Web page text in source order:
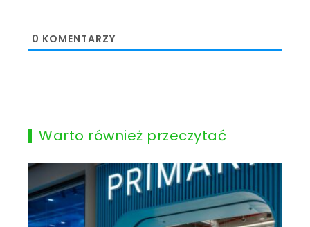
0 KOMENTARZY
Warto również przeczytać